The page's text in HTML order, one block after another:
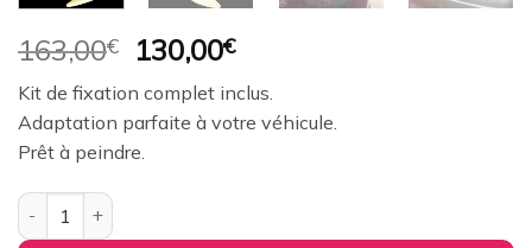
163,00€
Le
initial
était :
163,00€.
130,00€Le
prix
actuel
est :
Kit de fixation complet inclus.
Adaptation parfaite à votre véhicule.
Prêt à peindre.
quantité de Aileron / Becquet Origine Replica pour Opel Astra G